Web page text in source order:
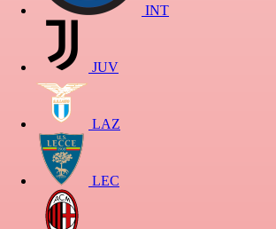
INT
JUV
LAZ
LEC